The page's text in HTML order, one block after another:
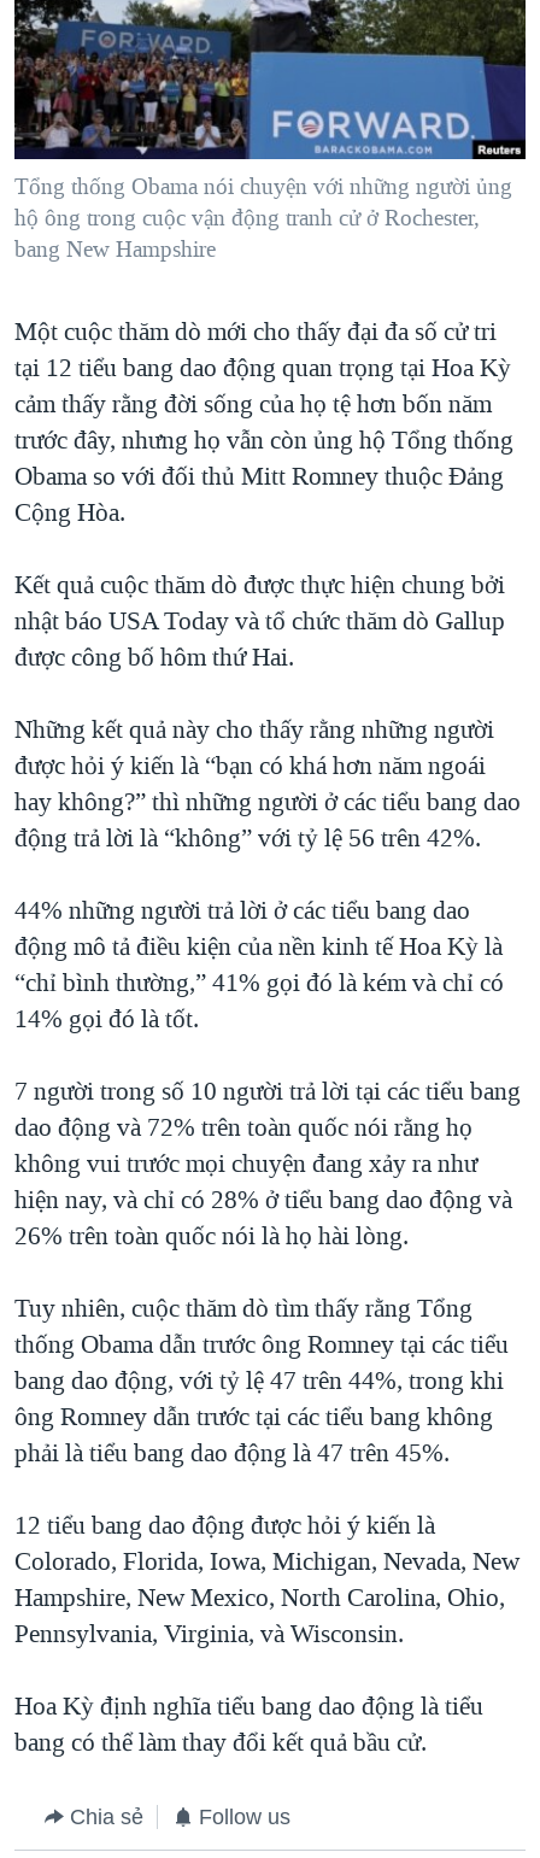
"Tìm"NGƯỜI VIỆT HẢI NGOẠI
ĐỜI SỐNG
KINH TẾ
KHOA HỌC
SỨC KHOẺ
VĂN HOÁ
GIÁO DỤC
TẠI
HÀNH TRÌNH BẦU CỬ 2024
MỘT NĂM CHIẾN TRANH TẠI DẢI GAZA
GIẢI MÃ VÀNH ĐAI & CON ĐƯỜNG
NGÀY TỊ NẠN THẾ GIỚI
TRỊNH VĨNH BÌNH - NGƯỜI HẠ 'BÊN THẮNG CUỘC'
GROUND ZERO – XƯA VÀ NAY
CÁC GIÁ TRỊ CỘNG HÒA Ở VIỆT NAM
THƯỢNG ĐỈNH TRUMP-KIM TẠI VIỆT NAM
TRỊNH VĨNH BÌNH VS. CHÍNH PHỦ VIỆT NAM
NGƯ DÂN VIỆT VÀ LÀN SÓNG TRỘM HẢI SÂM
BÊN KIA QUỐC LỘ: TIẾNG VỌNG TỪ NÔNG THÔN MỸ
VIDEO
NGHE
MẠNG XÃ HỘI
Ngôn ngữ khác
Tổng thống Obama nói chuyện với những người ủng
hộ ông trong cuộc vận động tranh cử ở Rochester,
bang New Hampshire
Một cuộc thăm dò mới cho thấy đại đa số cử tri
tại 12 tiểu bang dao động quan trọng tại Hoa Kỳ
cảm thấy rằng đời sống của họ tệ hơn bốn năm
trước đây, nhưng họ vẫn còn ủng hộ Tổng thống
Obama so với đối thủ Mitt Romney thuộc Đảng
Cộng Hòa.
Kết quả cuộc thăm dò được thực hiện chung bởi
nhật báo USA Today và tổ chức thăm dò Gallup
được công bố hôm thứ Hai.
Những kết quả này cho thấy rằng những người
được hỏi ý kiến là “bạn có khá hơn năm ngoái
hay không?” thì những người ở các tiểu bang dao
động trả lời là “không” với tỷ lệ 56 trên 42%.
44% những người trả lời ở các tiểu bang dao
động mô tả điều kiện của nền kinh tế Hoa Kỳ là
“chỉ bình thường,” 41% gọi đó là kém và chỉ có
14% gọi đó là tốt.
7 người trong số 10 người trả lời tại các tiểu bang
dao động và 72% trên toàn quốc nói rằng họ
không vui trước mọi chuyện đang xảy ra như
hiện nay, và chỉ có 28% ở tiểu bang dao động và
26% trên toàn quốc nói là họ hài lòng.
Tuy nhiên, cuộc thăm dò tìm thấy rằng Tổng
thống Obama dẫn trước ông Romney tại các tiểu
bang dao động, với tỷ lệ 47 trên 44%, trong khi
ông Romney dẫn trước tại các tiểu bang không
phải là tiểu bang dao động là 47 trên 45%.
12 tiểu bang dao động được hỏi ý kiến là
Colorado, Florida, Iowa, Michigan, Nevada, New
Hampshire, New Mexico, North Carolina, Ohio,
Pennsylvania, Virginia, và Wisconsin.
Hoa Kỳ định nghĩa tiểu bang dao động là tiểu
bang có thể làm thay đổi kết quả bầu cử.
Chia sẻ Follow us